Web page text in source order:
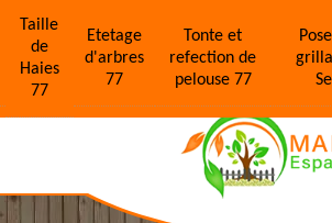
Taille
de
Haies
77
Etetage
d'arbres
77
Tonte et
refection de
pelouse 77